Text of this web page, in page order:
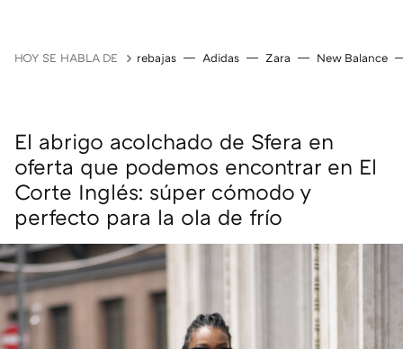
HOY SE HABLA DE rebajas Adidas Zara New Balance
El abrigo acolchado de Sfera en
oferta que podemos encontrar en El
Corte Inglés: súper cómodo y
perfecto para la ola de frío